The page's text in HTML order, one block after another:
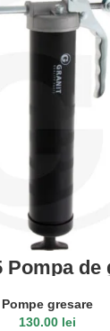
Pompa de
Pompe gresare
130.00 lei